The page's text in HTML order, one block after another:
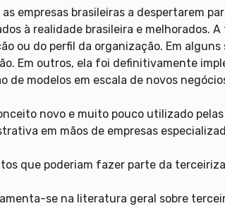
empresas brasileiras a despertarem
à realidade brasileira e melhorados.
ou do perfil da organização. Em
Em outros, ela foi definitivamente
modelos em escala de novos
novo e muito pouco utilizado
em mãos de empresas
que poderiam fazer parte da
se na literatura geral sobre